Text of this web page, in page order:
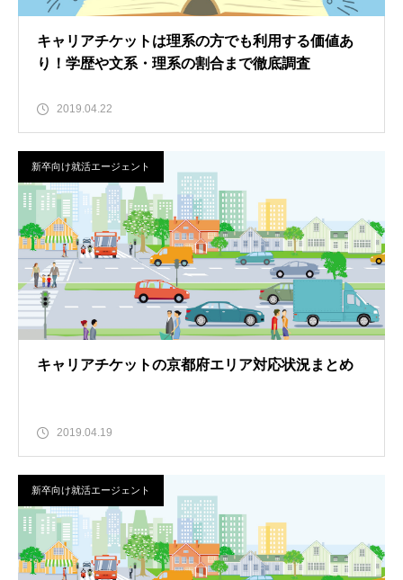
キャリアチケットは理系の方でも利用する価値あ
り！学歴や文系・理系の割合まで徹底調査
2019.04.22
新卒向け就活エージェント
キャリアチケットの京都府エリア対応状況まとめ
2019.04.19
新卒向け就活エージェント